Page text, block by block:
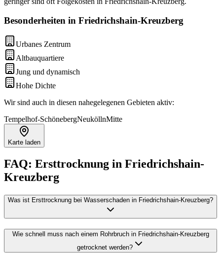
Besonderheiten in Friedrichshain-Kreuzberg
Urbanes Zentrum
Altbauquartiere
Jung und dynamisch
Hohe Dichte
Wir sind auch in diesen nahegelegenen Gebieten aktiv:
Tempelhof-SchönebergNeuköllnMitte
Karte laden
FAQ: Ersttrocknung in Friedrichshain-
Kreuzberg
Was ist Ersttrocknung bei Wasserschaden in Friedrichshain-Kreuzberg?
Wie schnell muss nach einem Rohrbruch in Friedrichshain-Kreuzberg
getrocknet werden?